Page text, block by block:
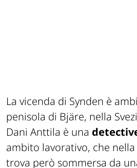
La vicenda di Synden è
penisola di Bjäre, nella
Dani Anttila è una
ambito lavorativo, che
trova però sommersa da